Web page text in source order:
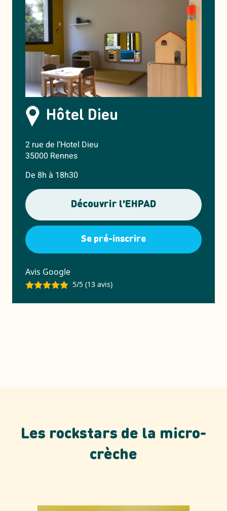
Hôtel Dieu
2 rue de l’Hotel Dieu
35000 Rennes
De 8h à 18h30
Découvrir l'EHPAD
Se pré-inscrire
Avis Google
5/5 (13 avis)
Les rockstars de la micro-
crèche